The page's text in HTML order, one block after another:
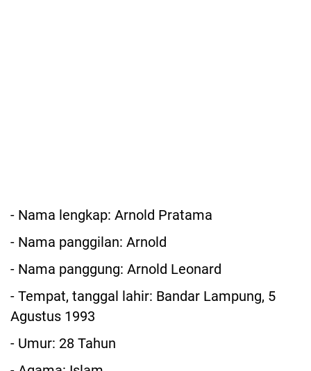
- Nama lengkap: Arnold Pratama
- Nama panggilan: Arnold
- Nama panggung: Arnold Leonard
- Tempat, tanggal lahir: Bandar Lampung, 5
Agustus 1993
- Umur: 28 Tahun